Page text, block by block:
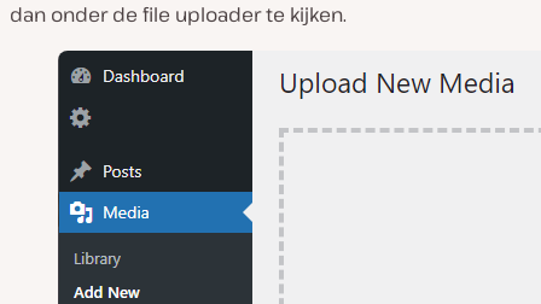
dan onder de file uploader te kijken.